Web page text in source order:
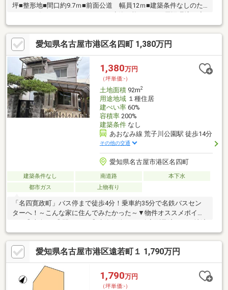
坪■整形地■間口約9.7ｍ■前面公道 幅員12ｍ■建築条件なしのた
め、 お好きなハウスメーカーで建築可能です！～周辺環境～◇
港西小学校 徒歩3分◇宝神中学校 徒歩4分◆ナフコ不二屋 宝神
店 徒歩12分◆ウエルシア名古屋十一屋店 徒歩10分※本物件は
確定測量前につき、記載面積は分筆後の確定測量の結果、増減す
る場合がございます。詳細につきましては、お気軽にお問い合わ
せくださいませ！
愛知県名古屋市港区名四町 1,380万円
1,380万円
（坪単価:-）
土地面積92m2
用途地域１種住居
建ぺい率60%
容積率200%
建築条件なし
あおなみ線 荒子川公園駅 徒歩14分
その他の交通
愛知県名古屋市港区名四町
建築条件なし 南道路
本下水
都市ガス
上物有り
「名四寛政町」バス停まで徒歩4分！乗車約35分で名鉄バスセン
ターへ！～こんな家に住んでみたかった～▼物件オススメポイン
し相談▼周辺環境◎大手小学校まで徒歩6分◎港南中学校まで徒歩
23分◎セブンイレブンまで徒歩4分◎千鳥公園まで徒歩4分▼▽当
店はこんなお店です▽▼今から見たいも対応！＃女性スタッフも
在籍で安心♪＃ベテランスタッフのいる安心のお店！＃Instagram
でのルームツアー投稿などの発信！どなたでも相談しやすいお店
を目指しています♪
愛知県名古屋市港区遠若町１ 1,790万円
1,790万円
（坪単価:-）